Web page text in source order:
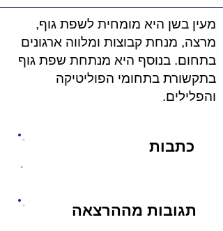
מעין בשן היא מומחית לשפת גוף,
מרצה, מנחת קבוצות ומלווה ארגונים
בתחום. בנוסף היא מנתחת שפת גוף
בתקשורת בתחומי הפוליטיקה
והפלילים.
כתבות
.
תגובות מההרצאה